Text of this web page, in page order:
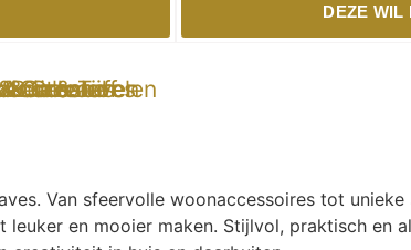
DEZE WIL
Buitenleven
Cadeaus
& Creatief
& Tafelen
Gezond
Van sfeervolle woonaccessoires tot
en mooier maken. Stijlvol, praktisch en